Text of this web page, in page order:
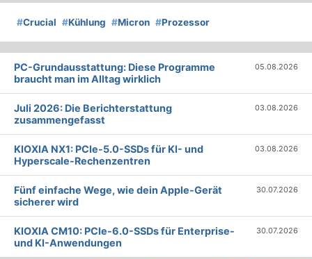
#Crucial #Kühlung #Micron #Prozessor
PC-Grundausstattung: Diese Programme
braucht man im Alltag wirklich
05.08.2026
Juli 2026: Die Bericht­erstattung
zusammengefasst
03.08.2026
KIOXIA NX1: PCIe-5.0-SSDs für KI- und
Hyperscale-Rechenzentren
03.08.2026
Fünf einfache Wege, wie dein Apple-Gerät
sicherer wird
30.07.2026
KIOXIA CM10: PCIe-6.0-SSDs für Enterprise-
und KI-Anwendungen
30.07.2026